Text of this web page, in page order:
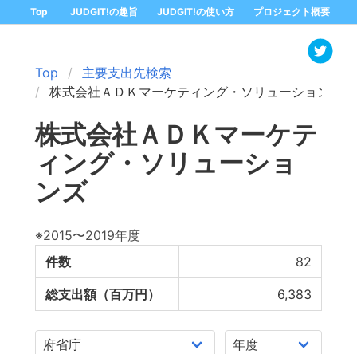
Top JUDGIT!の趣旨 JUDGIT!の使い方 プロジェクト概要
Top
主要支出先検索
株式会社ＡＤＫマーケティング・ソリューションズ
株式会社ＡＤＫマーケテ
ィング・ソリューショ
ンズ
※2015〜2019年度
件数
82
総支出額（百万円） 6,383